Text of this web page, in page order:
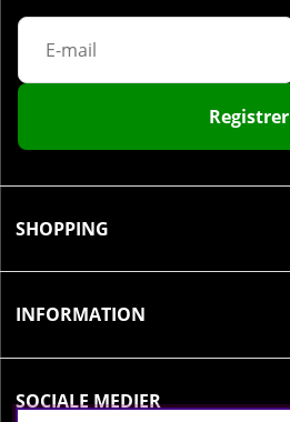
Registrer
SHOPPING
INFORMATION
SOCIALE MEDIER